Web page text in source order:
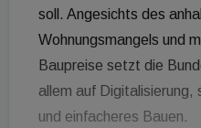
soll. Angesichts des
Wohnungsmangels und
Baupreise setzt die
allem auf Digitalisierung,
und einfacheres Bauen.